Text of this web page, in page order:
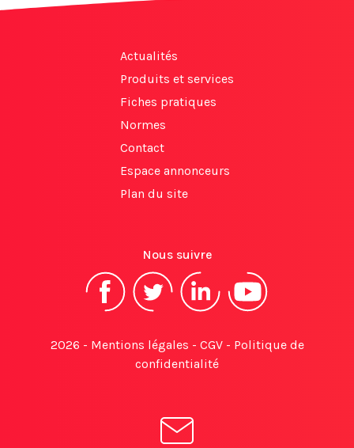
Actualités
Produits et services
Fiches pratiques
Normes
Contact
Espace annonceurs
Plan du site
Nous suivre
2026 - Mentions légales - CGV- Politique de
confidentialité